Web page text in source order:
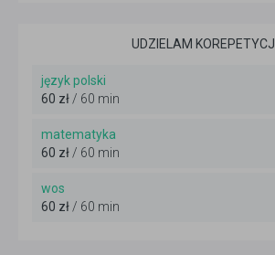
UDZIELAM KOREPETYCJI
język polski
60 zł / 60 min
matematyka
60 zł / 60 min
wos
60 zł / 60 min